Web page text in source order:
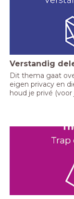
Verstandig
Dit thema gaat
eigen privacy en
houd je privé (voor